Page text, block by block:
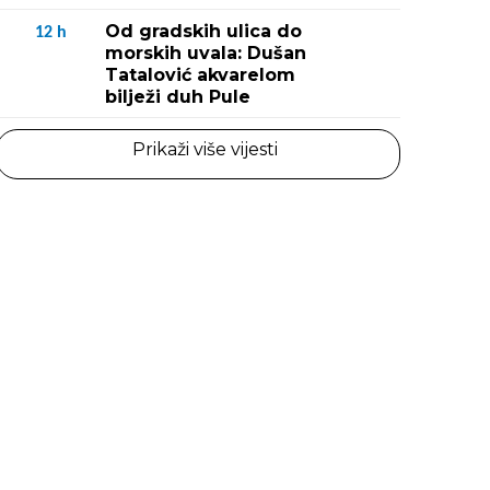
12 h
Od gradskih ulica do
morskih uvala: Dušan
Tatalović akvarelom
bilježi duh Pule
Prikaži više vijesti